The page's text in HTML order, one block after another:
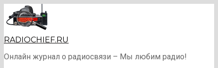
Перейти
контенту
RADIOCHIEF.RU
Онлайн журнал о радиосвязи – Мы любим радио!